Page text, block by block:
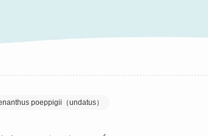
poeppigii（undatus）